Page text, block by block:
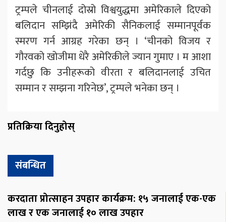
ट्रम्पले चीनलाई दोस्रो विश्वयुद्धमा अमेरिकाले दिएको
बलिदान सम्झिंदै अमेरिकी सैनिकलाई सम्मानपूर्वक
स्मरण गर्न आग्रह गरेका छन् । ‘चीनको विजय र
गौरवको खोजीमा धेरै अमेरिकीले ज्यान गुमाए । म आशा
गर्दछु कि उनीहरूको वीरता र बलिदानलाई उचित
सम्मान र सम्झना गरिनेछ’, ट्रम्पले भनेका छन् ।
प्रतिक्रिया दिनुहोस्
संबन्धित
करदाता प्रोत्साहन उपहार कार्यक्रम: १५ जनालाई एक-एक
लाख र एक जनालाई १० लाख उपहार